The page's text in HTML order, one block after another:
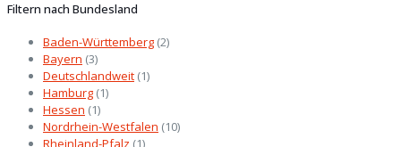
Filtern nach Bundesland
Baden-Württemberg (2)
Bayern (3)
Deutschlandweit (1)
Hamburg (1)
Hessen (1)
Nordrhein-Westfalen (10)
Rheinland-Pfalz (1)